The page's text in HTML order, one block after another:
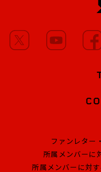
ファンレター
所属メンバーに
所属メンバーに対